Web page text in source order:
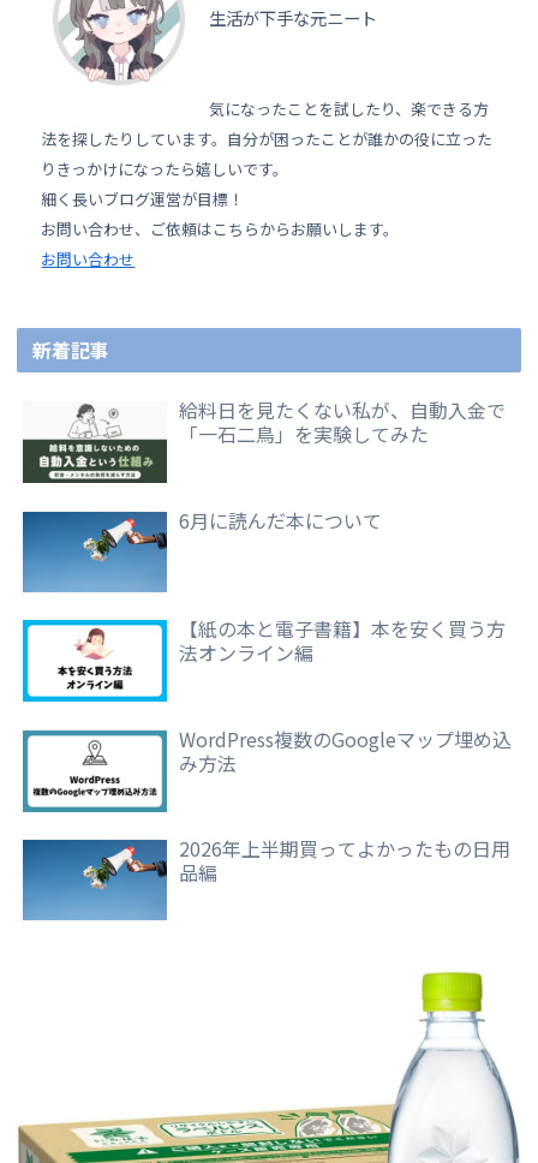
生活が下手な元ニート
気になったことを試したり、楽できる方
法を探したりしています。自分が困ったことが誰かの役に立った
りきっかけになったら嬉しいです。
細く長いブログ運営が目標！
お問い合わせ、ご依頼はこちらからお願いします。
お問い合わせ
新着記事
給料日を見たくない私が、自動入金で
「一石二鳥」を実験してみた
6月に読んだ本について
【紙の本と電子書籍】本を安く買う方
法オンライン編
WordPress複数のGoogleマップ埋め込
み方法
2026年上半期買ってよかったもの日用
品編